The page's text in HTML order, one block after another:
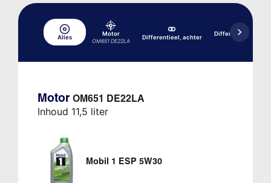
Alles
Motor
OM651 DE22LA
Differentieel, achter
Differentieel,
741.421
Motor OM651 DE22LA
Inhoud 11,5 liter
Mobil 1 ESP 5W30